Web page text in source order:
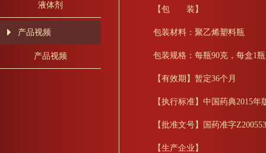
液体剂
产品视频
产品视频
【包 装】
包装材料：聚乙烯塑料瓶
包装规格：每瓶90克，每盒1
【有效期】暂定36个月
【执行标准】中国药典2015年
【批准文号】国药准字
【生产企业】